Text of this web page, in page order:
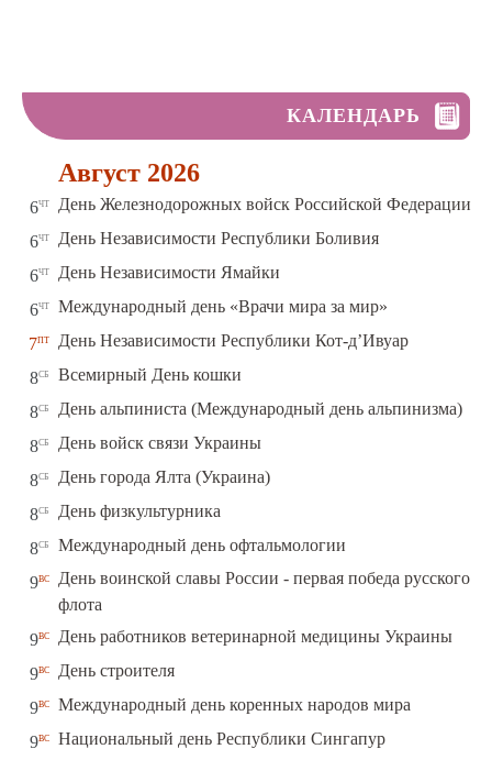
КАЛЕНДАРЬ
Август 2026
6чт День Железнодорожных войск Российской Федерации
6чт День Независимости Республики Боливия
6чт День Независимости Ямайки
6чт Международный день «Врачи мира за мир»
7пт День Независимости Республики Кот-д’Ивуар
8сб Всемирный День кошки
8сб День альпиниста (Международный день альпинизма)
8сб День войск связи Украины
8сб День города Ялта (Украина)
8сб День физкультурника
8сб Международный день офтальмологии
9вс
День воинской славы России - первая победа русского
флота
9вс День работников ветеринарной медицины Украины
9вс День строителя
9вс Международный день коренных народов мира
9вс Национальный день Республики Сингапур